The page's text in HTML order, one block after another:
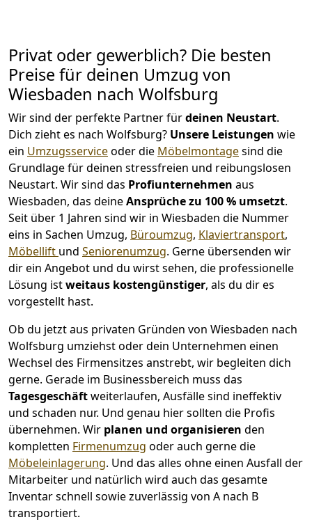
Privat oder gewerblich? Die besten
Preise für deinen Umzug von
Wiesbaden nach Wolfsburg
Wir sind der perfekte Partner fürdeinen Neustart.
Dich zieht es nach Wolfsburg? Unsere Leistungen wie
ein Umzugsserviceoder die Möbelmontagesind die
Grundlage für deinen stressfreien und reibungslosen
Neustart. Wir sind das Profiunternehmen aus
Wiesbaden, das deineAnsprüche zu 100 % umsetzt.
Seit über 1 Jahren sind wir in Wiesbaden die Nummer
eins in Sachen Umzug, Büroumzug, Klaviertransport,
Möbellift und Seniorenumzug. Gerne übersenden wir
dir ein Angebot und du wirst sehen, die professionelle
Lösung istweitaus kostengünstiger, als du dir es
vorgestellt hast.
Ob du jetzt aus privaten Gründen von Wiesbaden nach
Wolfsburg umziehst oder dein Unternehmen einen
Wechsel des Firmensitzes anstrebt, wir begleiten dich
gerne. Gerade im Businessbereich muss das
Tagesgeschäftweiterlaufen, Ausfälle sind ineffektiv
und schaden nur. Und genau hier sollten die Profis
übernehmen. Wir planen und organisieren den
kompletten Firmenumzug oder auch gerne die
Möbeleinlagerung. Und das alles ohne einen Ausfall der
Mitarbeiter und natürlich wird auch das gesamte
Inventar schnell sowie zuverlässig von A nach B
transportiert.